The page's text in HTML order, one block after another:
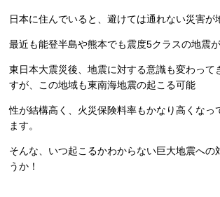
日本に住んでいると、避けては通れない災害が
最近も能登半島や熊本でも震度5クラスの地震
東日本大震災後、地震に対する意識も変わって
すが、この地域も東南海地震の起こる可能
性が結構高く、火災保険料率もかなり高くなっ
ます。
そんな、いつ起こるかわからない巨大地震への
うか！